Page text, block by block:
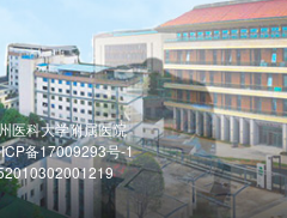
医科大学附属医院
备17009293号-1